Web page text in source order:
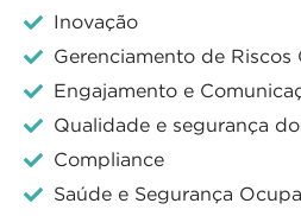
Inovação
Gerenciamento de Riscos
Engajamento e
Qualidade e segurança
Compliance
Saúde e Segurança